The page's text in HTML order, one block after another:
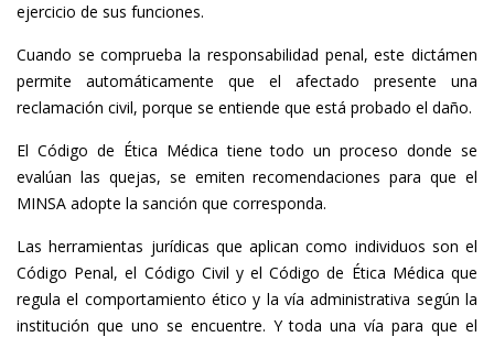
ejercicio de sus funciones.
Cuando se comprueba la responsabilidad penal, este dictámen
permite automáticamente que el afectado presente una
reclamación civil, porque se entiende que está probado el daño.
El Código de Ética Médica tiene todo un proceso donde se
evalúan las quejas, se emiten recomendaciones para que el
MINSA adopte la sanción que corresponda.
Las herramientas jurídicas que aplican como individuos son el
Código Penal, el Código Civil y el Código de Ética Médica que
regula el comportamiento ético y la vía administrativa según la
institución que uno se encuentre. Y toda una vía para que el